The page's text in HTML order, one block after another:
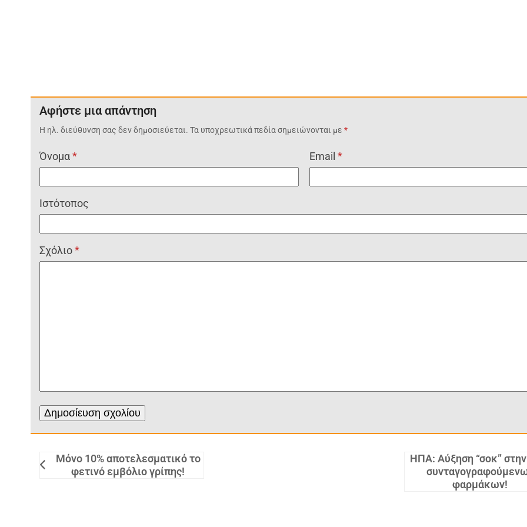
Αφήστε μια απάντηση
Η ηλ. διεύθυνση σας δεν δημοσιεύεται. Τα υποχρεωτικά πεδία σημειώνονται με*
Όνομα* Email*
Ιστότοπος
Σχόλιο*
Μόνο 10% αποτελεσματικό το
φετινό εμβόλιο γρίπης!
ΗΠΑ: Αύξηση “σοκ” στην
φαρμάκων!